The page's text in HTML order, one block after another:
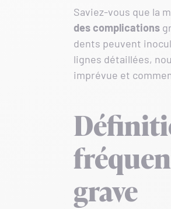
Saviez-vous que la
des complications
dents peuvent
lignes détaillées,
imprévue et
grave